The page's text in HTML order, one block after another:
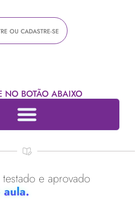
OU CADASTRE-SE
NO BOTÃO ABAIXO
e aprovado
aula.